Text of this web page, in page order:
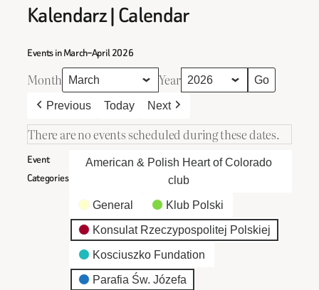
Kalendarz | Calendar
Events in March–April 2026
Month Year
Previous Today Next
There are no events scheduled during these dates.
Event
Categories
American & Polish Heart of Colorado
club
General Klub Polski
Konsulat Rzeczypospolitej Polskiej
Kosciuszko Fundation
Parafia Św. Józefa